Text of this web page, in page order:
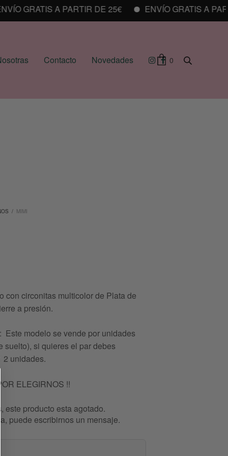
GRATIS A PARTIR DE 25€ ENVÍO GRATIS A
Contacto Novedades 0
/ MIMI
con circonitas multicolor de Plata de
a presión.
Este modelo se vende por unidades
suelto), si quieres el par debes
unidades.
ELEGIRNOS !!
este producto esta agotado.
puede escribirnos un mensaje.